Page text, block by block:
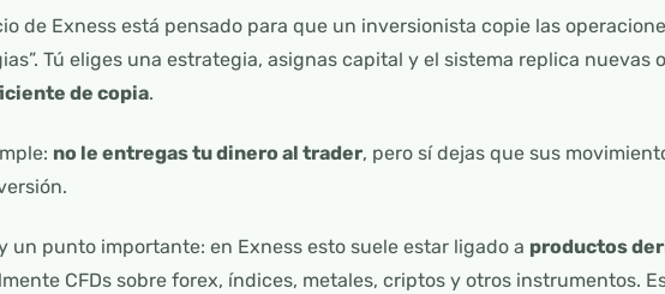
de Exness está pensado para que un inversionista copie las
Tú eliges una estrategia, asignas capital y el sistema replica nuevas
de copia.
no le entregas tu dinero al trader, pero sí dejas que sus
un punto importante: en Exness esto suele estar ligado a productos
CFDs sobre forex, índices, metales, criptos y otros instrumentos.